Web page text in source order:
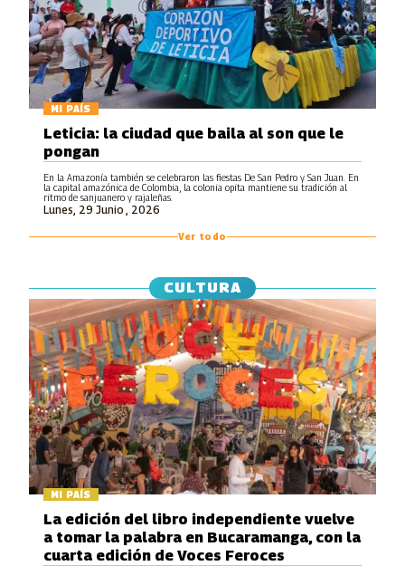
MI PAÍS
Lunes, 29 Junio , 2026
Leticia: la ciudad que baila al son que le
pongan
En la Amazonía también se celebraron las fiestas De San Pedro y San Juan. En
la capital amazónica de Colombia, la colonia opita mantiene su tradición al
ritmo de sanjuanero y rajaleñas.
Ver todo
CULTURA
MI PAÍS
La edición del libro independiente vuelve
a tomar la palabra en Bucaramanga, con la
cuarta edición de Voces Feroces